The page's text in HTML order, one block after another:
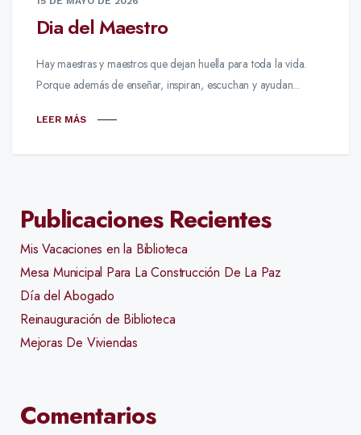
Dia del Maestro
Hay maestras y maestros que dejan huella para toda la vida.
Porque además de enseñar, inspiran, escuchan y ayudan...
LEER MÁS
Publicaciones Recientes
Mis Vacaciones en la Biblioteca
Mesa Municipal Para La Construcción De La Paz
Día del Abogado
Reinauguración de Biblioteca
Mejoras De Viviendas
Comentarios